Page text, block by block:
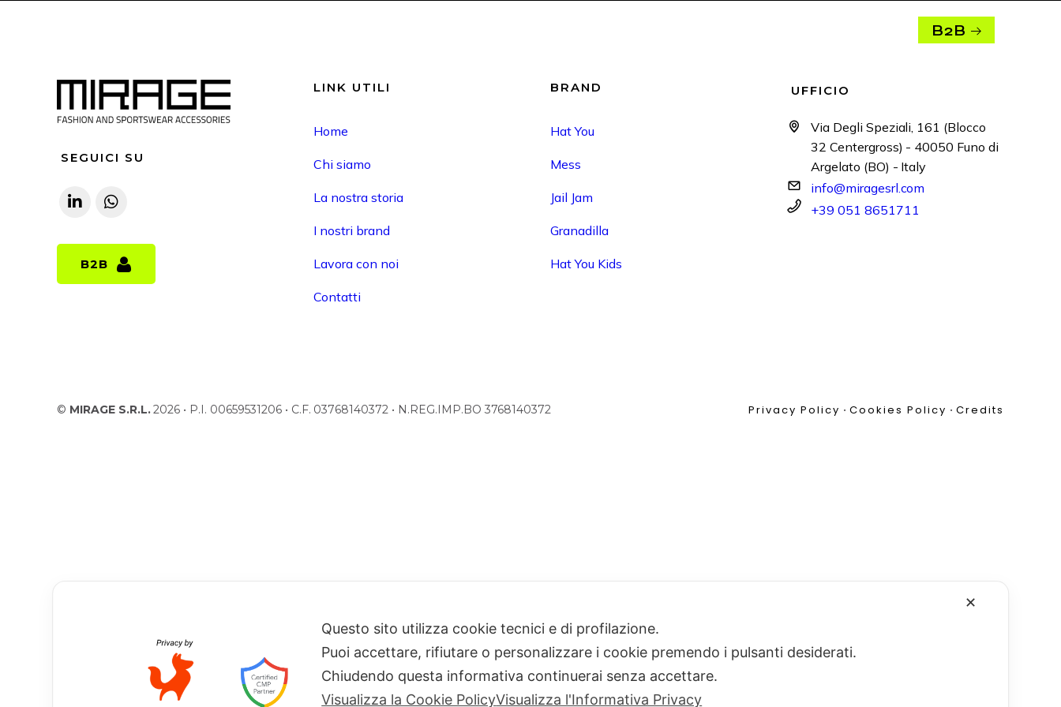
B2B
SEGUICI SU
B2B
B2B
LINK UTILI
Home
Chi siamo
La nostra storia
I nostri brand
Lavora con noi
Contatti
BRAND
Hat You
Mess
Jail Jam
Granadilla
Hat You Kids
UFFICIO
Via Degli Speziali, 161 (Blocco
32 Centergross) - 40050 Funo di
Argelato (BO) - Italy
info@miragesrl.com
+39 051 8651711
© MIRAGE S.R.L.2026 • P.I. 00659531206 • C.F. 03768140372 • N.REG.IMP.BO 3768140372 Privacy Policy •Cookies Policy • Credits
✕
Questo sito utilizza cookie tecnici e di profilazione.
Puoi accettare, rifiutare o personalizzare i cookie premendo i pulsanti desiderati.
Chiudendo questa informativa continuerai senza accettare.
Visualizza la Cookie PolicyVisualizza l'Informativa Privacy